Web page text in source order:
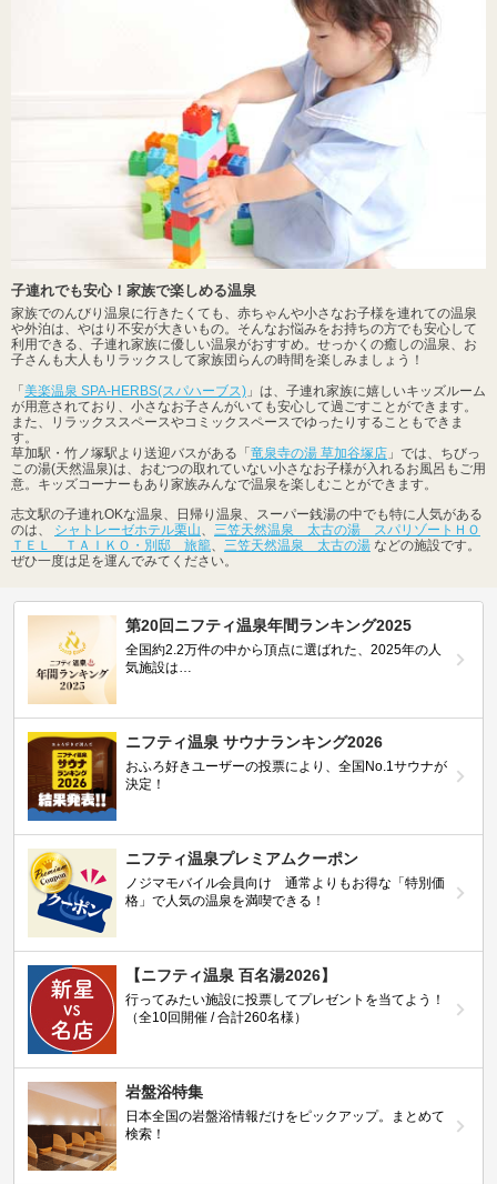
子連れでも安心！家族で楽しめる温泉
家族でのんびり温泉に行きたくても、赤ちゃんや小さなお子様を連れての温泉
や外泊は、やはり不安が大きいもの。そんなお悩みをお持ちの方でも安心して
利用できる、子連れ家族に優しい温泉がおすすめ。せっかくの癒しの温泉、お
子さんも大人もリラックスして家族団らんの時間を楽しみましょう！
「美楽温泉 SPA-HERBS(スパハーブス) 」は、子連れ家族に嬉しいキッズルーム
が用意されており、小さなお子さんがいても安心して過ごすことができます。
また、リラックススペースやコミックスペースでゆったりすることもできま
す。
草加駅・竹ノ塚駅より送迎バスがある「竜泉寺の湯 草加谷塚店 」では、ちびっ
この湯(天然温泉)は、おむつの取れていない小さなお子様が入れるお風呂もご用
意。キッズコーナーもあり家族みんなで温泉を楽しむことができます。
志文駅の子連れOKな温泉、日帰り温泉、スーパー銭湯の中でも特に人気がある
のは、 シャトレーゼホテル栗山
三笠天然温泉 太古の湯 スパリゾートＨＯ
ＴＥＬ ＴＡＩＫＯ・別邸 旅籠
三笠天然温泉 太古の湯 などの施設です。
ぜひ一度は足を運んでみてください。
第20回ニフティ温泉年間ランキング2025
全国約2.2万件の中から頂点に選ばれた、2025年の人
気施設は…
ニフティ温泉 サウナランキング2026
おふろ好きユーザーの投票により、全国No.1サウナが
決定！
ニフティ温泉プレミアムクーポン
ノジマモバイル会員向け 通常よりもお得な「特別価
格」で人気の温泉を満喫できる！
【ニフティ温泉 百名湯2026】
行ってみたい施設に投票してプレゼントを当てよう！
（全10回開催 / 合計260名様）
岩盤浴特集
日本全国の岩盤浴情報だけをピックアップ。まとめて
検索！